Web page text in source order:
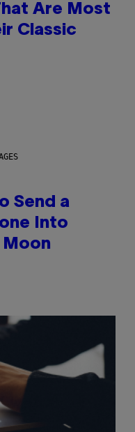
Are Most
Classic
Send a
Into
Moon